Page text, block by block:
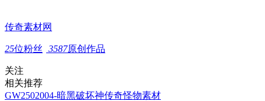
传奇素材网
25位粉丝 3587原创作品
关注
相关推荐
GW2502004-暗黑破坏神传奇怪物素材